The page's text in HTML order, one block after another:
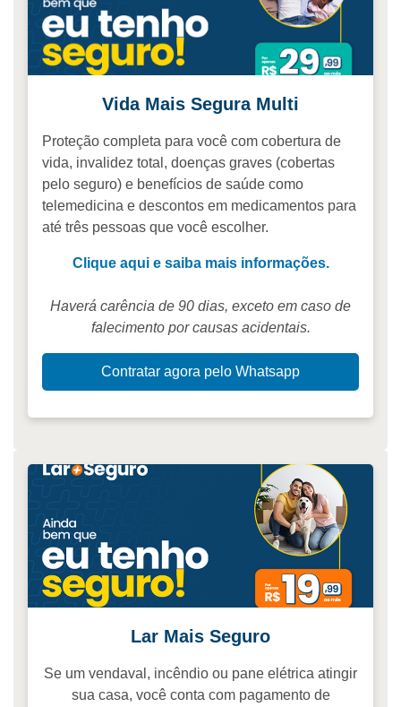
Vida Mais Segura Multi
Proteção completa para você com cobertura de
vida, invalidez total, doenças graves (cobertas
pelo seguro) e benefícios de saúde como
telemedicina e descontos em medicamentos para
até três pessoas que você escolher.
Clique aqui e saiba mais informações.
Haverá carência de 90 dias, exceto em caso de
falecimento por causas acidentais.
Contratar agora pelo Whatsapp
Lar Mais Seguro
Se um vendaval, incêndio ou pane elétrica atingir
sua casa, você conta com pagamento de